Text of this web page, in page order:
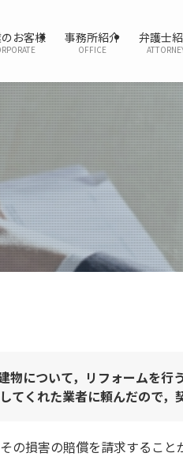
お客様 事務所紹介
OFFICE
弁護士
物について，リフォームを行
くれた業者に頼んだので，
損害の賠償を請求すること